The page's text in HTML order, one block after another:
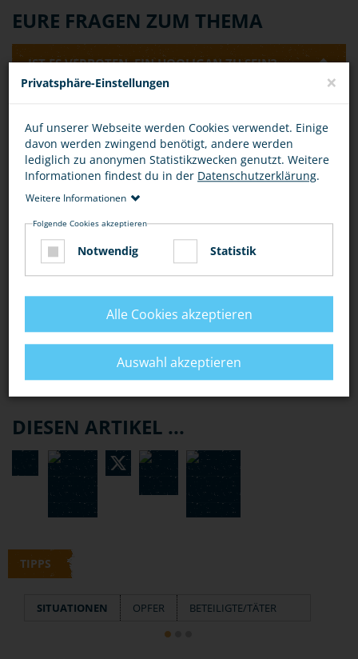
EURE FRAGEN ZUM THEMA
IST ES VERBOTEN, EIN HOOLIGAN ZU SEIN?
verboten oder strafbar. Eine Strafbarkeit kann allerdings
dann vorliegen, wenn man sich beispielsweise als
Hooligan-Gruppe zu einer Schlägerei verabredet.
Rechtlich kann dies als
"Androhung von Straftaten" (§
126 StGB)oder als
"Billigung von Straftaten" (§ 140
IST DAS VERABREDEN EINER SCHLÄGEREI
STRAFBAR?
Bewertung
DIESEN ARTIKEL ...
TIPPS
SITUATIONEN OPFER BETEILIGTE/TÄTER
Privatsphäre-Einstellungen ×
Auf unserer Webseite werden Cookies verwendet. Einige
davon werden zwingend benötigt, andere werden
lediglich zu anonymen Statistikzwecken genutzt. Weitere
Informationen findest du in der Datenschutzerklärung.
Weitere Informationen
Folgende Cookies akzeptieren
Notwendig Statistik
Alle Cookies akzeptieren
Auswahl akzeptieren